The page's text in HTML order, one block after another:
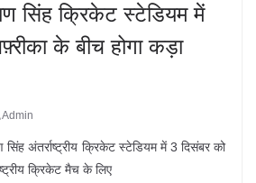
सिंह क्रिकेट स्टेडियम में
के बीच होगा कड़ा
Admin
सिंह अंतर्राष्ट्रीय क्रिकेट स्टेडियम में 3 दिसंबर को
क्रिकेट मैच के लिए